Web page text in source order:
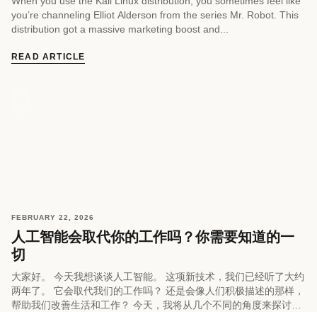
you’re channeling Elliot Alderson from the series Mr. Robot. This
distribution got a massive marketing boost and...
READ ARTICLE
FEBRUARY 22, 2026
人工智能会取代你的工作吗？你需要知道的一
切
大家好。 今天我想谈谈人工智能。 这项新技术，我们已经听了大约
两年了。 它会取代我们的工作吗？ 还是会像人们积极描述的那样，
帮助我们改善生活和工作？ 今天，我将从几个不同的角度来探讨这